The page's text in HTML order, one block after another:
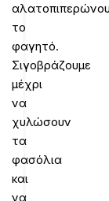
το
φαγητό.
Σιγοβράζουμε
μέχρι
να
χυλώσουν
τα
φασόλια
και
να